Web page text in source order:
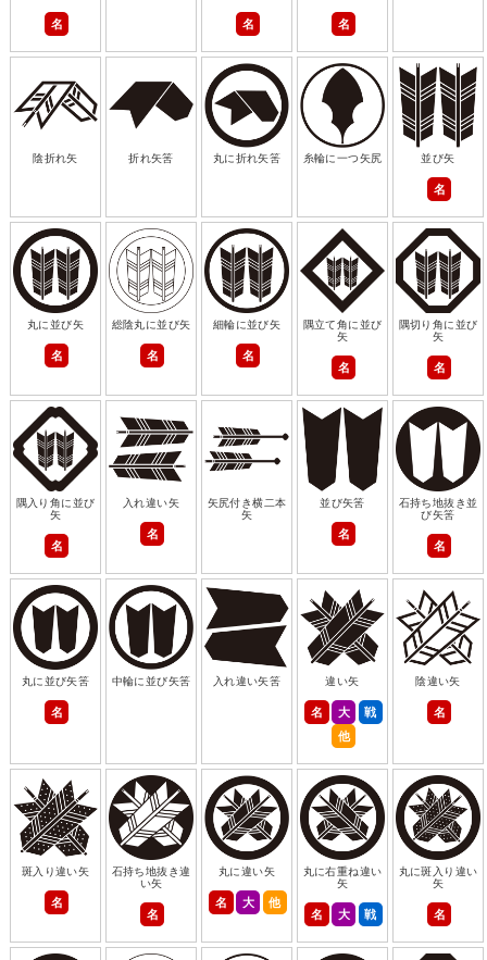
名 名 名
陰折れ矢 折れ矢筈 丸に折れ矢筈 糸輪に一つ矢尻 並び矢
名
丸に並び矢
名
総陰丸に並び矢
名
細輪に並び矢
名
隅立て角に並び
矢
名
隅切り角に並び
矢
名
隅入り角に並び
矢
名
入れ違い矢
名
矢尻付き横二本
矢
並び矢筈
名
石持ち地抜き並
び矢筈
名
丸に並び矢筈
名
中輪に並び矢筈 入れ違い矢筈 違い矢
名 大
戦
他
陰違い矢
名
斑入り違い矢
名
石持ち地抜き違
い矢
名
丸に違い矢
名 大 他
丸に右重ね違い
矢
名 大 戦
丸に斑入り違い
矢
名